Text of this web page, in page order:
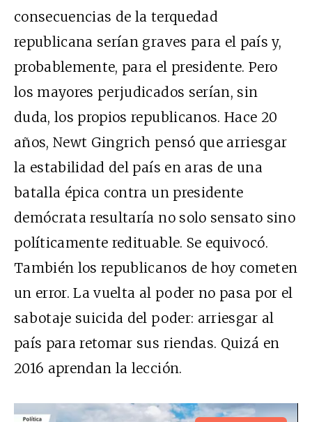
consecuencias de la terquedad
republicana serían graves para el país y,
probablemente, para el presidente. Pero
los mayores perjudicados serían, sin
duda, los propios republicanos. Hace 20
años, Newt Gingrich pensó que arriesgar
la estabilidad del país en aras de una
batalla épica contra un presidente
demócrata resultaría no solo sensato sino
políticamente redituable. Se equivocó.
También los republicanos de hoy cometen
un error. La vuelta al poder no pasa por el
sabotaje suicida del poder: arriesgar al
país para retomar sus riendas. Quizá en
2016 aprendan la lección.